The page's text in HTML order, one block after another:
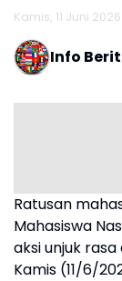
Kamis, 11 Juni
Info
Ratusan
Mahasiswa
aksi unjuk
Kamis (11/6/